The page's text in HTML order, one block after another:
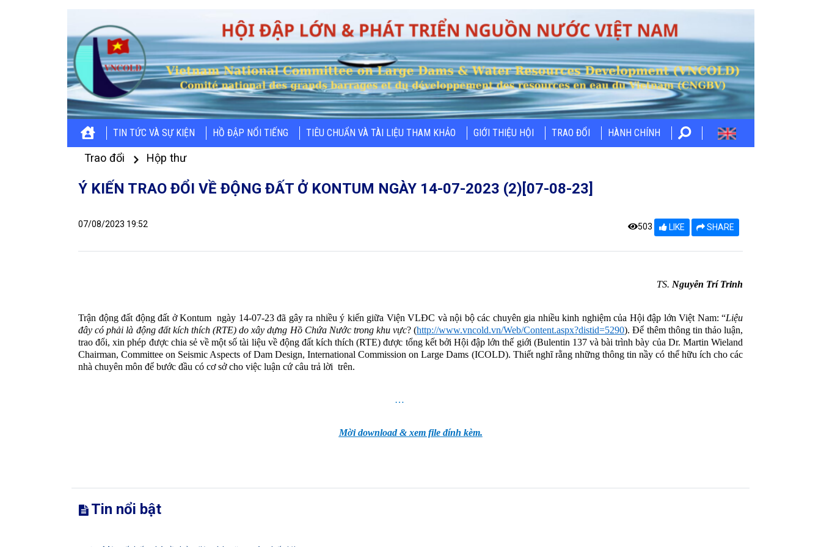
TIN TỨC VÀ SỰ KIỆN HỒ ĐẬP NỔI TIẾNG TIÊU CHUẨN VÀ TÀI LIỆU THAM KHẢO GIỚI THIỆU HỘI TRAO ĐỔI HÀNH CHÍNH
Trao đổi Hộp thư
Ý KIẾN TRAO ĐỔI VỀ ĐỘNG ĐẤT Ở KONTUM NGÀY 14-07-2023 (2)[07-08-23]
07/08/2023 19:52 503 LIKE SHARE
TS. Nguyễn Trí Trinh
Trận động đất động đất ở Kontum ngày 14-07-23 đã gây ra nhiều ý kiến giữa Viện VLĐC và nội bộ các chuyên gia nhiều kinh nghiệm của Hội đập lớn Việt Nam: “Liệu
đây có phải là động đất kích thích (RTE) do xây dựng Hồ Chứa Nước trong khu vực? (http://www.vncold.vn/Web/Content.aspx?distid=5290). Để thêm thông tin thảo luận,
trao đổi, xin phép được chia sẻ về một số tài liệu về động đất kích thích (RTE) được tổng kết bởi Hội đập lớn thế giới (Bulentin 137 và bài trình bày của Dr. Martin Wieland
Chairman, Committee on Seismic Aspects of Dam Design, International Commission on Large Dams (ICOLD). Thiết nghĩ rằng những thông tin nầy có thể hữu ích cho các
nhà chuyên môn để bước đầu có cơ sở cho việc luận cứ câu trả lời trên.
…
Mời download & xem file đính kèm.
Tin nổi bật